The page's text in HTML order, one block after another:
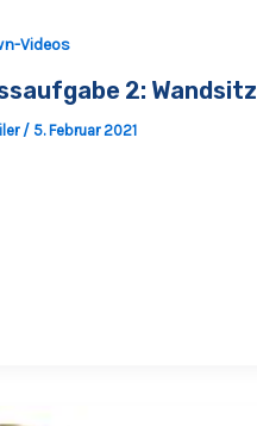
Videos
2: Wandsitz
/ 5. Februar 2021